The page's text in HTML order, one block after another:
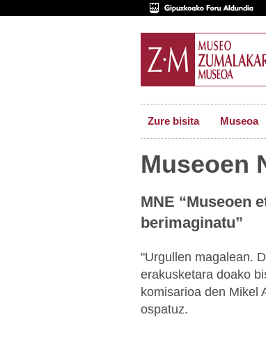
Zure bisita Museoa
Museoen
MNE “Museoen
berimaginatu”
"Urgullen magalean.
erakusketara doako
komisarioa den Mikel
ospatuz.